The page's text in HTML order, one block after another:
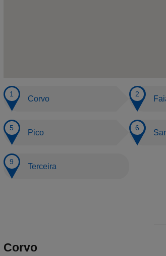
Corvo
Pico
Terceira
Corvo